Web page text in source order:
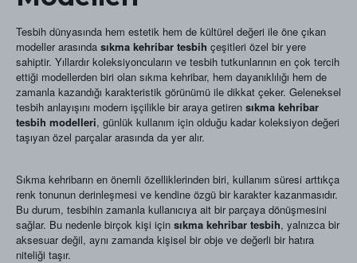
Tesbih dünyasında hem estetik hem de kültürel değeri ile öne çıkan
modeller arasında sıkma kehribar tesbih çeşitleri özel bir yere
sahiptir. Yıllardır koleksiyoncuların ve tesbih tutkunlarının en çok tercih
ettiği modellerden biri olan sıkma kehribar, hem dayanıklılığı hem de
zamanla kazandığı karakteristik görünümü ile dikkat çeker. Geleneksel
tesbih anlayışını modern işçilikle bir araya getiren sıkma kehribar
tesbih modelleri, günlük kullanım için olduğu kadar koleksiyon değeri
taşıyan özel parçalar arasında da yer alır.
Sıkma kehribarın en önemli özelliklerinden biri, kullanım süresi arttıkça
renk tonunun derinleşmesi ve kendine özgü bir karakter kazanmasıdır.
Bu durum, tesbihin zamanla kullanıcıya ait bir parçaya dönüşmesini
sağlar. Bu nedenle birçok kişi için sıkma kehribar tesbih, yalnızca bir
aksesuar değil, aynı zamanda kişisel bir obje ve değerli bir hatıra
niteliği taşır.